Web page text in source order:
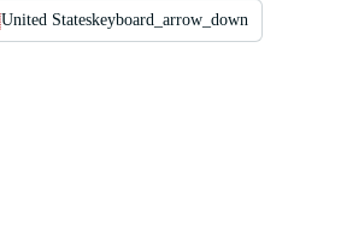
United Stateskeyboard_arrow_down